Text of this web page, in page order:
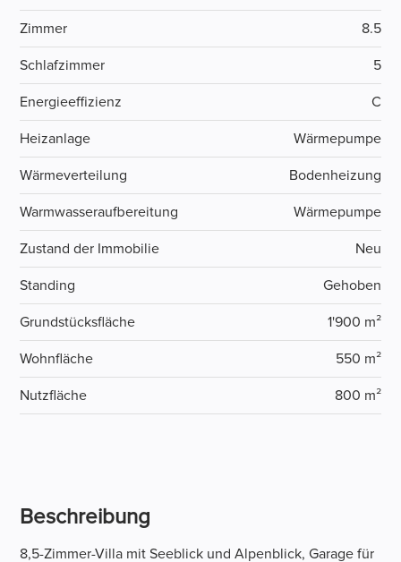
Beschreibung
8,5-Zimmer-Villa mit Seeblick und Alpenblick, Garage für
Zimmer 8.5
Schlafzimmer 5
Energieeffizienz C
Heizanlage Wärmepumpe
Wärmeverteilung Bodenheizung
Warmwasseraufbereitung Wärmepumpe
Zustand der Immobilie Neu
Standing Gehoben
Grundstücksfläche 1'900 m²
Wohnfläche 550 m²
Nutzfläche 800 m²